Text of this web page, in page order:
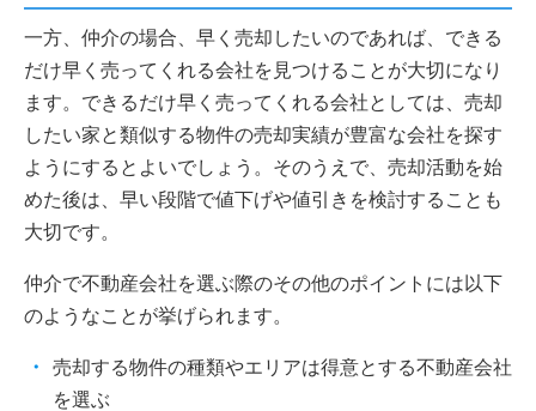
一方、仲介の場合、早く売却したいのであれば、できる
だけ早く売ってくれる会社を見つけることが大切になり
ます。できるだけ早く売ってくれる会社としては、売却
したい家と類似する物件の売却実績が豊富な会社を探す
ようにするとよいでしょう。そのうえで、売却活動を始
めた後は、早い段階で値下げや値引きを検討することも
大切です。
仲介で不動産会社を選ぶ際のその他のポイントには以下
のようなことが挙げられます。
売却する物件の種類やエリアは得意とする不動産会社
を選ぶ